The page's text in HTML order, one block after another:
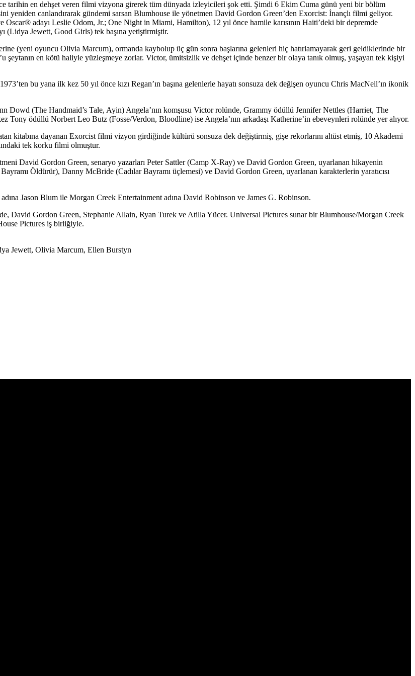
tarihin en dehşet veren filmi vizyona girerek tüm dünyada izleyicileri şok etti. Şimdi 6 Ekim Cuma günü yeni bir bölüm
yeniden canlandırarak gündemi sarsan Blumhouse ile yönetmen David Gordon Green’den Exorcist: İnançlı filmi geliyor.
adayı Leslie Odom, Jr.; One Night in Miami, Hamilton), 12 yıl önce hamile karısının Haiti’deki bir depremde
(Lidya Jewett, Good Girls) tek başına yetiştirmiştir.
(yeni oyuncu Olivia Marcum), ormanda kaybolup üç gün sonra başlarına gelenleri hiç hatırlamayarak geri geldiklerinde bir
şeytanın en kötü haliyle yüzleşmeye zorlar. Victor, ümitsizlik ve dehşet içinde benzer bir olaya tanık olmuş, yaşayan tek kişiyi
bu yana ilk kez 50 yıl önce kızı Regan’ın başına gelenlerle hayatı sonsuza dek değişen oyuncu Chris MacNeil’ın ikonik
Dowd (The Handmaid’s Tale, Ayin) Angela’nın komşusu Victor rolünde, Grammy ödüllü Jennifer Nettles (Harriet, The
Tony ödüllü Norbert Leo Butz (Fosse/Verdon, Bloodline) ise Angela’nın arkadaşı Katherine’in ebeveynleri rolünde yer alıyor.
kitabına dayanan Exorcist filmi vizyon girdiğinde kültürü sonsuza dek değiştirmiş, gişe rekorlarını altüst etmiş, 10 Akademi
tek korku filmi olmuştur.
David Gordon Green, senaryo yazarları Peter Sattler (Camp X-Ray) ve David Gordon Green, uyarlanan hikayenin
Bayramı Öldürür), Danny McBride (Cadılar Bayramı üçlemesi) ve David Gordon Green, uyarlanan karakterlerin yaratıcısı
Jason Blum ile Morgan Creek Entertainment adına David Robinson ve James G. Robinson.
David Gordon Green, Stephanie Allain, Ryan Turek ve Atilla Yücer. Universal Pictures sunar bir Blumhouse/Morgan Creek
Pictures iş birliğiyle.
Jewett, Olivia Marcum, Ellen Burstyn